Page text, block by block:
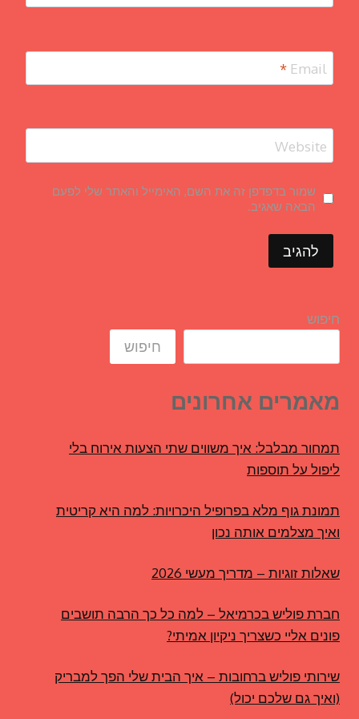
Email
*
Website
שמור בדפדפן זה את השם, האימייל והאתר שלי לפעם
הבאה שאגיב.
חיפוש
חיפוש
מאמרים אחרונים
תמחור מבלבל: איך משווים שתי הצעות אירוח בלי
ליפול על תוספות
תמונת גוף מלא בפרופיל היכרויות: למה היא קריטית
ואיך מצלמים אותה נכון
שאלות זוגיות – מדריך מעשי 2026
חברת פוליש בכרמיאל – למה כל כך הרבה תושבים
פונים אליי כשצריך ניקיון אמיתי?
שירותי פוליש ברחובות – איך הבית שלי הפך למבריק
(ואיך גם שלכם יכול)